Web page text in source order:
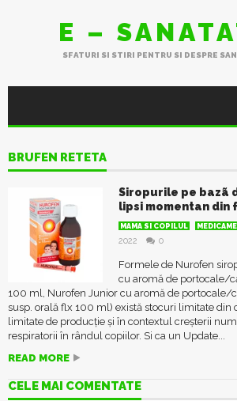
E –
SFATURI SI STIRI PENTRU SI DESPRE
BRUFEN RETETA
Siropurile pe bazã
lipsi momentan din
MAMA SI COPILUL
2022
0
Formele de Nurofen
cu aromă de portocale/
100 ml, Nurofen Junior cu aromă de
susp. orală flx 100 ml) există stocuri limitate din
limitate de producție și în contextul creșterii
respiratorii în rândul copiilor. Si ca un Update...
READ MORE
CELE MAI COMENTATE